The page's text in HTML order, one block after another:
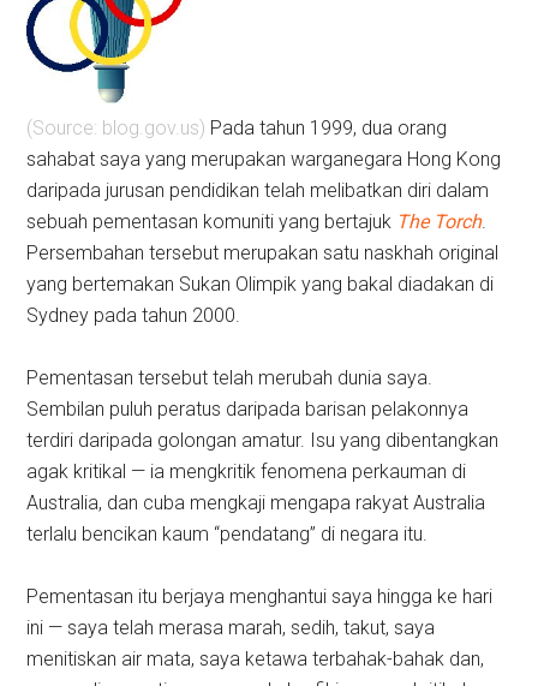
(Source: blog.gov.us) Pada tahun 1999, dua orang
sahabat saya yang merupakan warganegara Hong Kong
daripada jurusan pendidikan telah melibatkan diri dalam
sebuah pementasan komuniti yang bertajuk The Torch.
Persembahan tersebut merupakan satu naskhah original
yang bertemakan Sukan Olimpik yang bakal diadakan di
Sydney pada tahun 2000.
Pementasan tersebut telah merubah dunia saya.
Sembilan puluh peratus daripada barisan pelakonnya
terdiri daripada golongan amatur. Isu yang dibentangkan
agak kritikal — ia mengkritik fenomena perkauman di
Australia, dan cuba mengkaji mengapa rakyat Australia
terlalu bencikan kaum “pendatang” di negara itu.
Pementasan itu berjaya menghantui saya hingga ke hari
ini — saya telah merasa marah, sedih, takut, saya
menitiskan air mata, saya ketawa terbahak-bahak dan,